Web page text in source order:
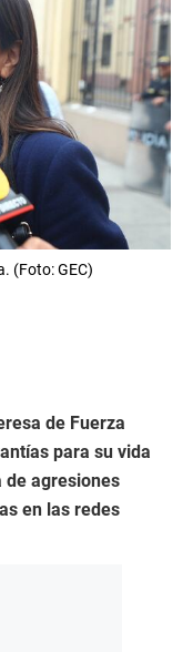
(Foto: GEC)
de Fuerza
para su vida
de agresiones
en las redes